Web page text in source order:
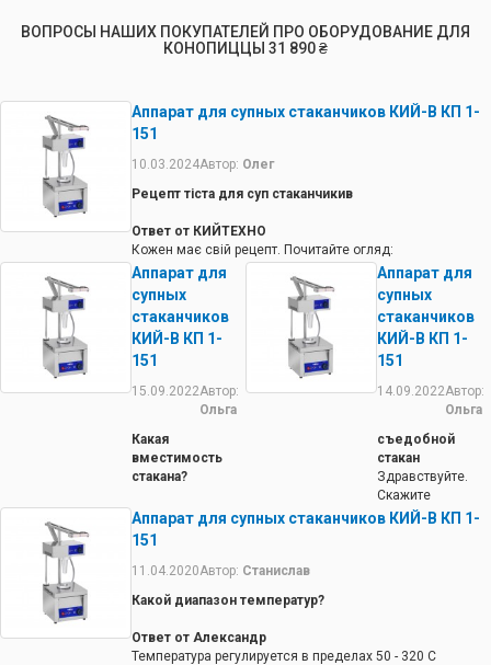
ВОПРОСЫ НАШИХ ПОКУПАТЕЛЕЙ ПРО ОБОРУДОВАНИЕ ДЛЯ
КОНОПИЦЦЫ 31 890 ₴
Аппарат для супных стаканчиков КИЙ-В КП 1-
151
10.03.2024Автор: Олег
Рецепт тіста для суп стаканчикив
Ответ от КИЙТЕХНО
Кожен має свій рецепт. Почитайте огляд:
https://www.kiy-v.ua/ua/article/ua_Konusnaya-pitstsa-pyat-
Аппарат для
супных
стаканчиков
КИЙ-В КП 1-
151
15.09.2022Автор:
Ольга
Какая
вместимость
стакана?
Ответ от
КИЙТЕХНО
есть чертеж
которого можно
который составит
Аппарат для
супных
стаканчиков
КИЙ-В КП 1-
151
14.09.2022Автор:
Ольга
съедобной
стакан
Здравствуйте.
Скажите
пожалуйста,
Аппарат для супных стаканчиков КИЙ-В КП 1-
151
11.04.2020Автор: Станислав
Какой диапазон температур?
Ответ от Александр
Температура регулируется в пределах 50 - 320 С